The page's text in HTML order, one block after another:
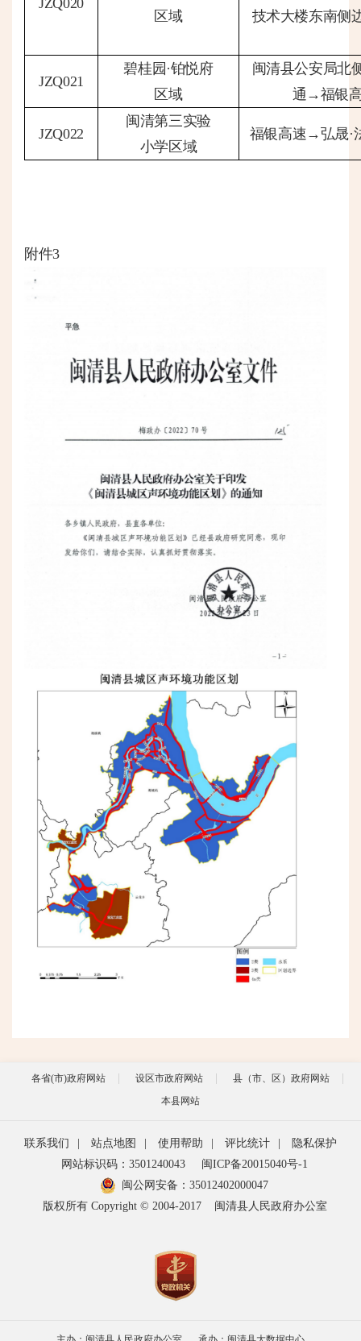
区域
技术大楼东南
JZQ021
碧桂园 ·铂悦府
区域
闽清县公安局北
通→福银
JZQ022
闽清第三实验
小学区域
福银高速 →弘晟·
附件3
各省(市)政府网站 设区市政府网站
县（市、区）政府网站
本县网站
联系我们 | 站点地图 | 使用帮助 | 评比统计 |
隐私保护
网站标识码：3501240043
闽ICP备20015040号-1
闽公网安备： 35012402000047
版权所有 Copyright © 2004-2017
闽清县人民政府办公室